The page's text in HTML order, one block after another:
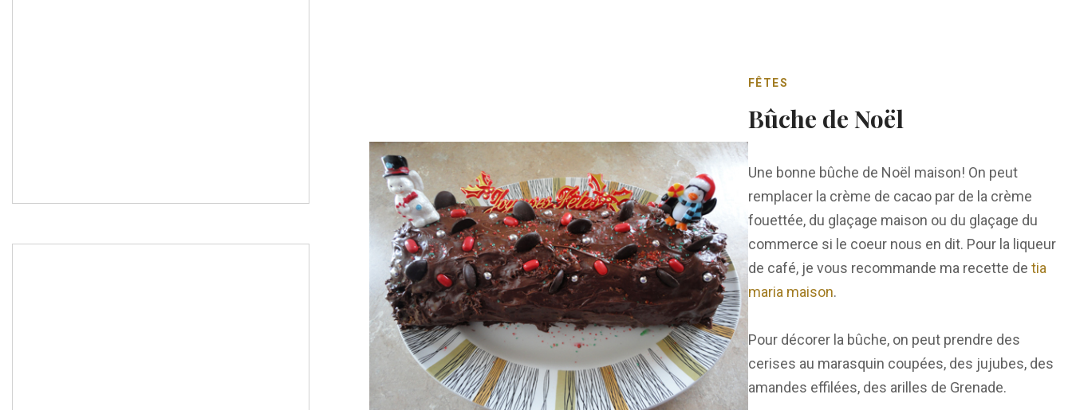
FÊTES
Bûche de Noël
Une bonne bûche de Noël maison! On peut
remplacer la crème de cacao par de la crème
fouettée, du glaçage maison ou du glaçage du
commerce si le coeur nous en dit. Pour la liqueur
de café, je vous recommande ma recette de tia
maria maison.
Pour décorer la bûche, on peut prendre des
cerises au marasquin coupées, des jujubes, des
amandes effilées, des arilles de Grenade.